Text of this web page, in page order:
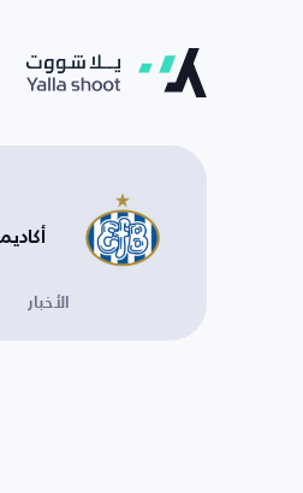
الأخبار